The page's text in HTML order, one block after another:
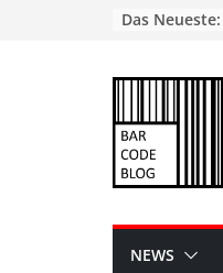
Das Neueste:
NEWS